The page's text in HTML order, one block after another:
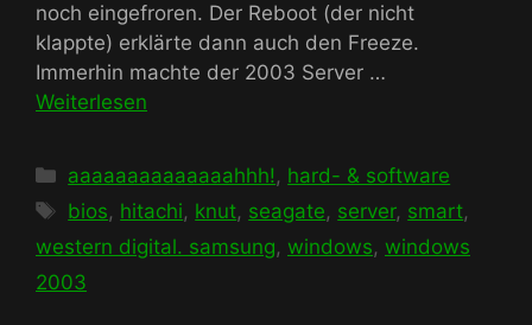
noch eingefroren. Der Reboot (der nicht
klappte) erklärte dann auch den Freeze.
Immerhin machte der 2003 Server …
Weiterlesen
Kategorien
aaaaaaaaaaaaaahhh!, hard- & software
Schlagwörter
bios, hitachi, knut, seagate, server, smart,
western digital. samsung, windows, windows
2003